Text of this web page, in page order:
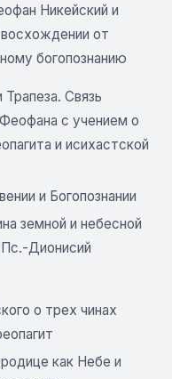
Никейский и
от
богопознанию
Трапеза. Связь
с учением о
и исихастской
и Богопознании
земной и небесной
Дионисий
о трех чинах
как Небе и